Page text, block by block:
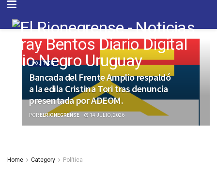
POLÍTICA
Bancada del Frente Amplio respaldó
a la edila Cristina Tori tras denuncia
presentada por ADEOM.
POR ELRIONEGRENSE 14 JULIO, 2026
Home Category Política